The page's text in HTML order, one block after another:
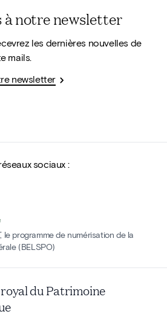
à notre newsletter
les dernières nouvelles de
mails.
newsletter
sociaux :
le programme de numérisation de la
(BELSPO)
du Patrimoine